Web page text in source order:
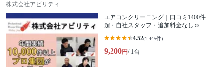
株式会社アビリティ
エアコンクリーニング｜口コミ1400件
超・自社スタッフ・追加料金なし☺️
4.52(1,445件)
9,200円/ 1台